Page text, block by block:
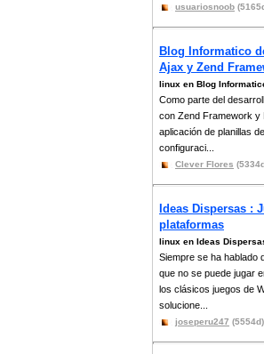
usuariosnoob
Blog Informatico
Ajax y Zend
linux en Blog
Como parte del
con Zend Framework y
aplicación de planillas
configuraci...
Clever Flores
Ideas Dispersas :
plataformas
linux en Ideas
Siempre se ha hablado
que no se puede jugar
los clásicos juegos de
solucione...
joseperu247 (5554d)